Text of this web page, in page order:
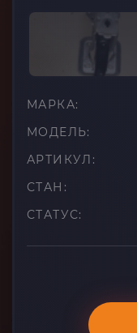
МАРКА:
МОДЕЛЬ:
АРТИКУЛ:
СТАН:
СТАТУС: